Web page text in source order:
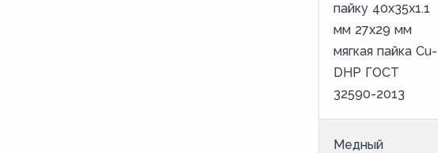
пайку 40х35х1.1
мм 27х29 мм
мягкая пайка Cu-
DHP ГОСТ
32590-2013
Медный